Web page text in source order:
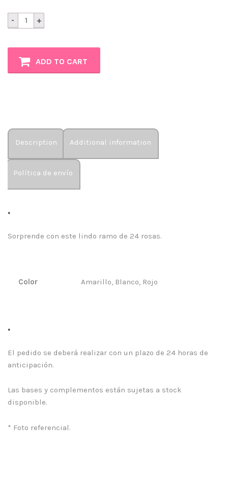
Ramo
de
Rosas
quantity
ADD TO CART
Description Additional information
Política de envío
.
Sorprende con este lindo ramo de 24 rosas.
Color Amarillo, Blanco, Rojo
.
El pedido se deberá realizar con un plazo de 24 horas de
anticipación.
Las bases y complementos están sujetas a stock
disponible.
* Foto referencial.